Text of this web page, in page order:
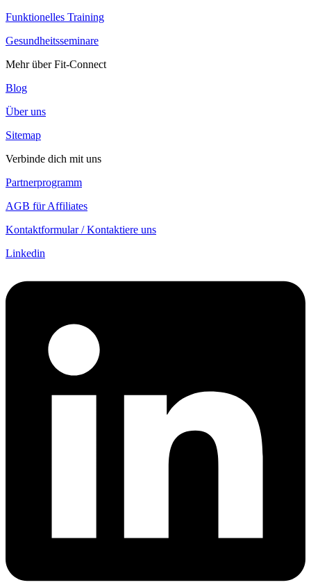
Funktionelles Training
Gesundheitsseminare
Mehr über Fit-Connect
Blog
Über uns
Sitemap
Verbinde dich mit uns
Partnerprogramm
AGB für Affiliates
Kontaktformular / Kontaktiere uns
Linkedin